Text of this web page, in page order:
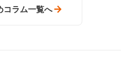
コラム一覧へ